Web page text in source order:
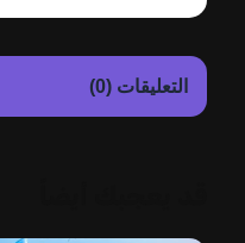
التعليقات (0)